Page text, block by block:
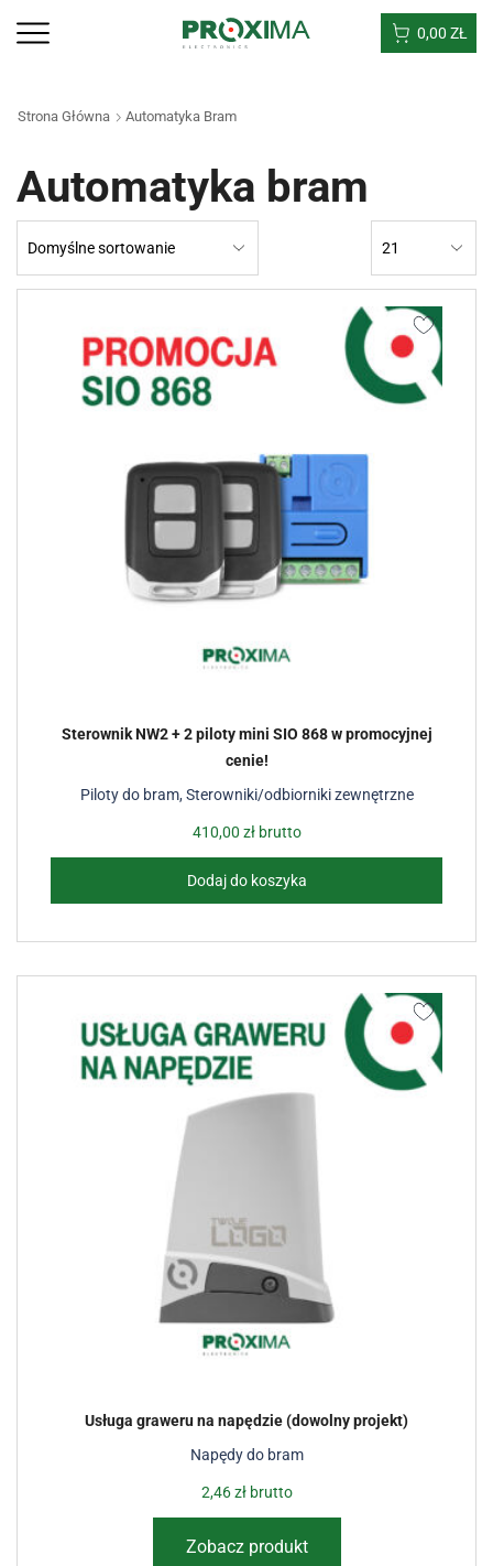
0,00 ZŁ
Strona Główna Automatyka Bram
Automatyka bram
page
Piloty do bram,Sterowniki/odbiorniki zewnętrzne
Sterownik NW2 + 2 piloty mini SIO 868 w promocyjnej
cenie!
410,00 złbrutto
Dodaj do koszyka
Napędy do bram
Usługa graweru na napędzie (dowolny projekt)
2,46złbrutto
Zobacz produkt